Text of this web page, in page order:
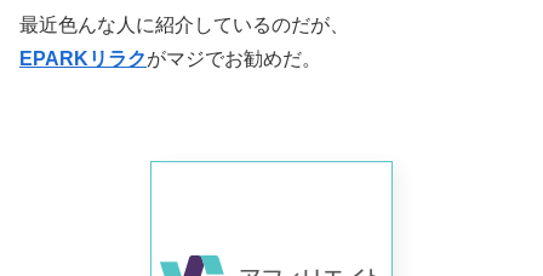
最近色んな人に紹介しているのだが、
EPARKリラクがマジでお勧めだ。